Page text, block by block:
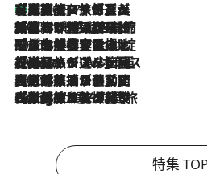
2026.8.7
【厳選旅コスメ】「多機能アイテムがメイン！」旅好き美容エディターが選んだ夏旅ベストコスメを発表【Mサイズジップ】
2026.8.6
「荷物が増えるほど旅ストレスは増す」美容ジャーナリストがたどり着いた最終結論。“化粧品を劇的に減らす”感動の凝縮美容とは
2026.8.6
「旅先には金髪ウィッグを持参」日本と同じメイクでは損してる!? 美容ジャーナリストが提案する“掟破りの旅美容”とは
2026.8.6
【厳選旅コスメ】「身軽さ＆UV対策重視！」ヘアアーティストshucoが選んだ夏旅ベストコスメを発表【Mサイズジップ】
2026.8.5
【厳選旅コスメ】国内をあちこち移動する河井菜摘が選んだ夏旅ベストコスメ発表！「リラックスアイテムはマスト」【Mサイズジップ】
2026.8.4
【厳選旅コスメ】「紫外線＆乾燥対策しながらメイク感も！」ヘア＆メイクGeorgeが選んだ夏旅ベストコスメを発表！【Mサイズジップ】
特集